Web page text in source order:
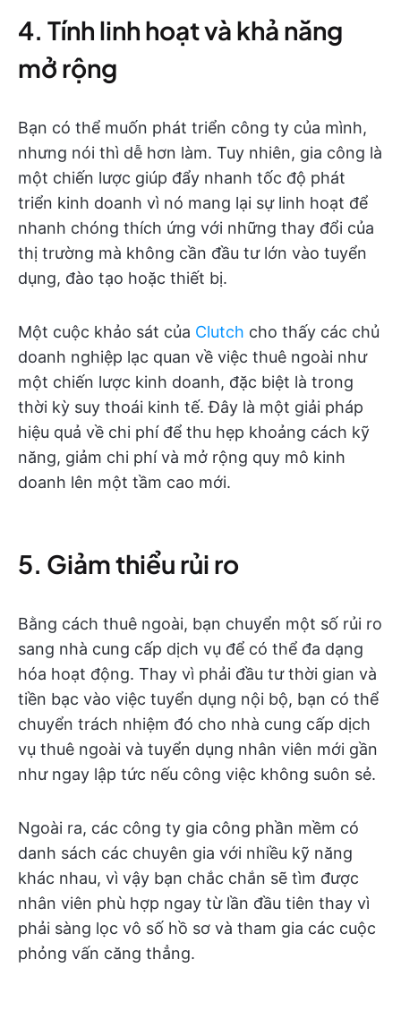
4. Tính linh hoạt và khả năng
mở rộng
Bạn có thể muốn phát triển công ty của mình,
nhưng nói thì dễ hơn làm. Tuy nhiên, gia công là
một chiến lược giúp đẩy nhanh tốc độ phát
triển kinh doanh vì nó mang lại sự linh hoạt để
nhanh chóng thích ứng với những thay đổi của
thị trường mà không cần đầu tư lớn vào tuyển
dụng, đào tạo hoặc thiết bị.
Một cuộc khảo sát của Clutch cho thấy các chủ
doanh nghiệp lạc quan về việc thuê ngoài như
một chiến lược kinh doanh, đặc biệt là trong
thời kỳ suy thoái kinh tế. Đây là một giải pháp
hiệu quả về chi phí để thu hẹp khoảng cách kỹ
năng, giảm chi phí và mở rộng quy mô kinh
doanh lên một tầm cao mới.
5. Giảm thiểu rủi ro
Bằng cách thuê ngoài, bạn chuyển một số rủi ro
sang nhà cung cấp dịch vụ để có thể đa dạng
hóa hoạt động. Thay vì phải đầu tư thời gian và
tiền bạc vào việc tuyển dụng nội bộ, bạn có thể
chuyển trách nhiệm đó cho nhà cung cấp dịch
vụ thuê ngoài và tuyển dụng nhân viên mới gần
như ngay lập tức nếu công việc không suôn sẻ.
Ngoài ra, các công ty gia công phần mềm có
danh sách các chuyên gia với nhiều kỹ năng
khác nhau, vì vậy bạn chắc chắn sẽ tìm được
nhân viên phù hợp ngay từ lần đầu tiên thay vì
phải sàng lọc vô số hồ sơ và tham gia các cuộc
phỏng vấn căng thẳng.